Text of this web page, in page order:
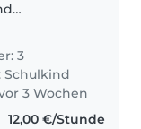
und
3
Schulkind
3 Wochen
12,00 €/Stunde